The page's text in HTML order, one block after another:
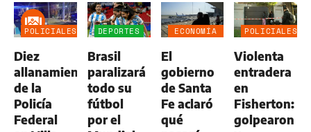
POLICIALES
Diez
allanamientos
de la
Policía
Federal
DEPORTES
Brasil
paralizará
todo su
fútbol
por el
ECONOMÍA
El
gobierno
de Santa
Fe aclaró
qué
POLICIALES
Violenta
entradera
en
Fisherton:
golpearon